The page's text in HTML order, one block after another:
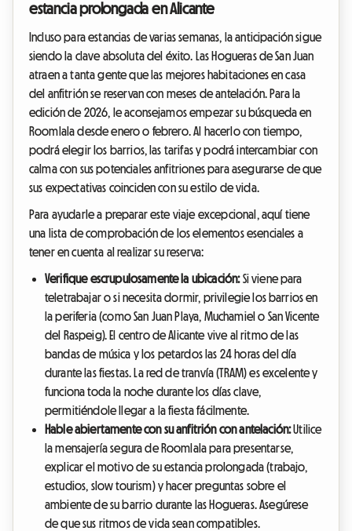
estancia prolongada en Alicante
Incluso para estancias de varias semanas, la anticipación sigue
siendo la clave absoluta del éxito. Las Hogueras de San Juan
atraen a tanta gente que las mejores habitaciones en casa
del anfitrión se reservan con meses de antelación. Para la
edición de 2026, le aconsejamos empezar su búsqueda en
Roomlala desde enero o febrero. Al hacerlo con tiempo,
podrá elegir los barrios, las tarifas y podrá intercambiar con
calma con sus potenciales anfitriones para asegurarse de que
sus expectativas coinciden con su estilo de vida.
Para ayudarle a preparar este viaje excepcional, aquí tiene
una lista de comprobación de los elementos esenciales a
tener en cuenta al realizar su reserva:
Verifique escrupulosamente la ubicación:Si viene para
teletrabajar o si necesita dormir, privilegie los barrios en
la periferia (como San Juan Playa, Muchamiel o San Vicente
del Raspeig). El centro de Alicante vive al ritmo de las
bandas de música y los petardos las 24 horas del día
durante las fiestas. La red de tranvía (TRAM) es excelente y
funciona toda la noche durante los días clave,
permitiéndole llegar a la fiesta fácilmente.
Hable abiertamente con su anfitrión con antelación:Utilice
la mensajería segura de Roomlala para presentarse,
explicar el motivo de su estancia prolongada (trabajo,
estudios, slow tourism) y hacer preguntas sobre el
ambiente de su barrio durante las Hogueras. Asegúrese
de que sus ritmos de vida sean compatibles.